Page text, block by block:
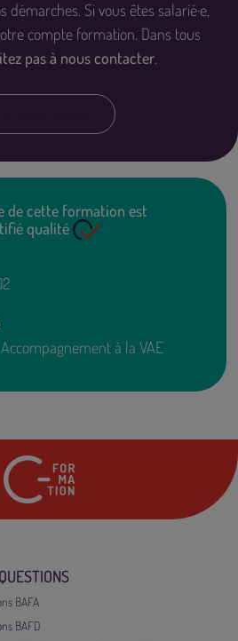
démarches. Si vous êtes salarié·e,
compte formation. Dans tous
pas à nous contacter.
de cette formation est
qualité
à la VAE
BAFA
BAFD